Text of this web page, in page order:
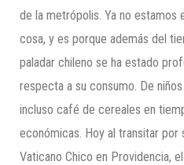
de la metrópolis. Ya no estamos
cosa, y es porque además del
paladar chileno se ha estado
respecta a su consumo. De
incluso café de cereales en
económicas. Hoy al transitar
Vaticano Chico en Providencia,